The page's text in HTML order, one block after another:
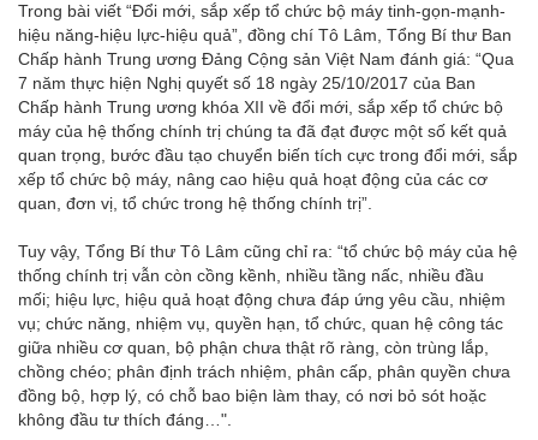
Trong bài viết “Đổi mới, sắp xếp tổ chức bộ máy tinh-gọn-mạnh-
hiệu năng-hiệu lực-hiệu quả”, đồng chí Tô Lâm, Tổng Bí thư Ban
Chấp hành Trung ương Đảng Cộng sản Việt Nam đánh giá: “Qua
7 năm thực hiện Nghị quyết số 18 ngày 25/10/2017 của Ban
Chấp hành Trung ương khóa XII về đổi mới, sắp xếp tổ chức bộ
máy của hệ thống chính trị chúng ta đã đạt được một số kết quả
quan trọng, bước đầu tạo chuyển biến tích cực trong đổi mới, sắp
xếp tổ chức bộ máy, nâng cao hiệu quả hoạt động của các cơ
quan, đơn vị, tổ chức trong hệ thống chính trị”.
Tuy vậy, Tổng Bí thư Tô Lâm cũng chỉ ra: “tổ chức bộ máy của hệ
thống chính trị vẫn còn cồng kềnh, nhiều tầng nấc, nhiều đầu
mối; hiệu lực, hiệu quả hoạt động chưa đáp ứng yêu cầu, nhiệm
vụ; chức năng, nhiệm vụ, quyền hạn, tổ chức, quan hệ công tác
giữa nhiều cơ quan, bộ phận chưa thật rõ ràng, còn trùng lắp,
chồng chéo; phân định trách nhiệm, phân cấp, phân quyền chưa
đồng bộ, hợp lý, có chỗ bao biện làm thay, có nơi bỏ sót hoặc
không đầu tư thích đáng…".